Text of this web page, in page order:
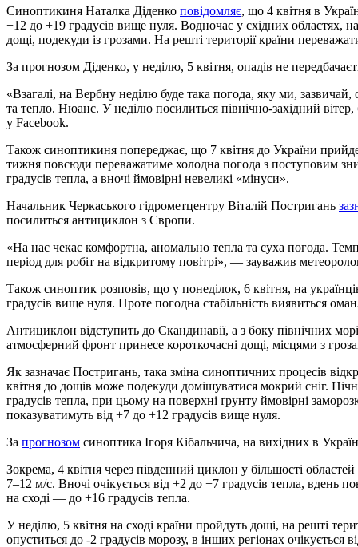
Синоптикиня Наталка Діденко повідомляє, що 4 квітня в
+12 до +19 градусів вище нуля. Водночас у східних областях,
дощі, подекуди із грозами. На решті території країни
За прогнозом Діденко, у неділю, 5 квітня, опадів не
«Взагалі, на Вербну неділю буде така погода, яку ми,
та тепло. Нюанс. У неділю посилиться північно-західний
у Facebook.
Також синоптикиня попереджає, що 7 квітня до України
тижня повсюди переважатиме холодна погода з поступовим
градусів тепла, а вночі ймовірні невеликі «мінуси».
Начальник Черкаського гідрометцентру Віталій Постригань
посилиться антициклон з Європи.
«На нас чекає комфортна, аномально тепла та суха погода.
період для робіт на відкритому повітрі», — зауважив
Також синоптик розповів, що у понеділок, 6 квітня, на
градусів вище нуля. Проте погодна стабільність виявиться
Антициклон відступить до Скандинавії, а з боку північних
атмосферний фронт принесе короткочасні дощі, місцями з
Як зазначає Постригань, така зміна синоптичних процесів
квітня до дощів може подекуди домішуватися мокрий сніг.
градусів тепла, при цьому на поверхні ґрунту ймовірні
показуватимуть від +7 до +12 градусів вище нуля.
За прогнозом синоптика Ігоря Кібальчича, на вихідних в
Зокрема, 4 квітня через південний циклон у більшості
7–12 м/с. Вночі очікується від +2 до +7 градусів тепла, вдень
на сході — до +16 градусів тепла.
У неділю, 5 квітня на сході країни пройдуть дощі, на решті
опуститься до -2 градусів морозу, в інших регіонах очікується